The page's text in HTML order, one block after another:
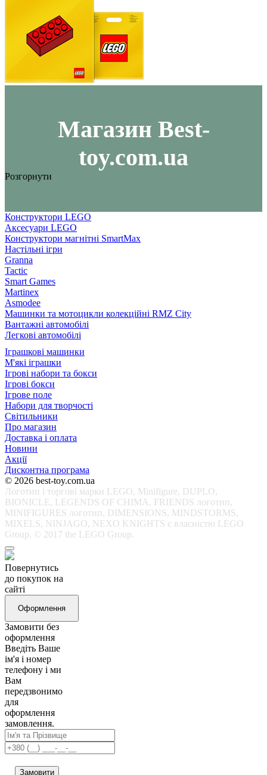
Maгазин Best-
toy.com.ua
Розгорнути
Конструктори LEGO
Аксесуари LEGO
Конструктори магнітні SmartMax
Настільні ігри
Granna
Tactic
Smart Games
Martinex
Asmodee
Машинки та мотоцикли колекційні RMZ City
Вантажні автомобілі
Легкові автомобілі
Іграшкові машинки
М'які іграшки
Ігрові набори та бокси
Ігрові бокси
Ігрове поле
Набори для творчості
Світильники
Про магазин
Доставка і оплата
Новини
Акції
Дисконтна програма
© 2026 best-toy.com.ua
Логотип і торгові марки LEGO, Minifigure, DUPLO,
BIONICLE, LEGENDS OF CHIMA, FRIENDS логотип,
MINIFIGURES логотип, DIMENSIONS, MINDSTORMS,
MIXELS, NINJAGO, NEXO KNIGHTS є власністю LEGO
Group. © 2017 the LEGO Group.
Повернутись
до покупок на
сайті
Оформлення
Замовити без
оформлення
Введіть Ваше
ім'я і номер
телефону і ми
Вам
передзвонимо
для
оформлення
замовлення.
Замовити